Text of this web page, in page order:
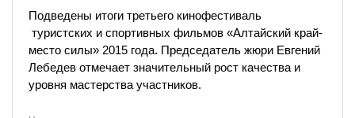
Подведены итоги третьего кинофестиваль
туристских и спортивных фильмов «Алтайский край-
место силы» 2015 года. Председатель жюри Евгений
Лебедев отмечает значительный рост качества и
уровня мастерства участников.